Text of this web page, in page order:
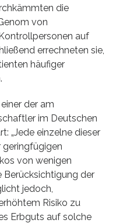
die
von
auf
errechneten sie,
häufiger
der am
im Deutschen
„Jede einzelne dieser
geringfügigen
von wenigen
Berücksichtigung der
jedoch,
Risiko zu
Erbguts auf solche